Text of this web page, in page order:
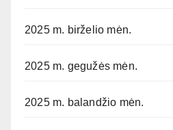
2025 m. birželio mėn.
2025 m. gegužės mėn.
2025 m. balandžio mėn.